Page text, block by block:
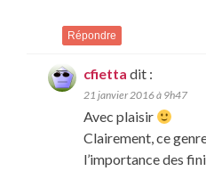
Répondre
cfietta dit :
21 janvier 2016 à 9h47
Avec plaisir
Clairement, ce
l’importance des